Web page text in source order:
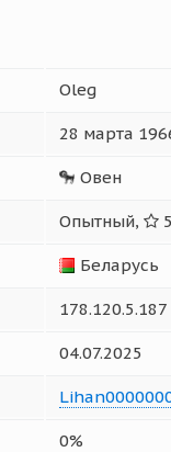
Oleg
28 марта
Овен
Опытный,
Беларусь
178.120.5.187
04.07.2025
0%